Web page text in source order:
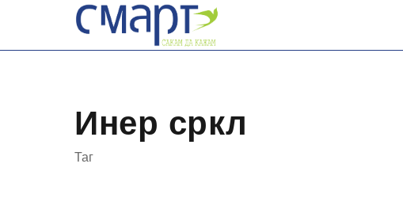
content
Инер сркл
Таг